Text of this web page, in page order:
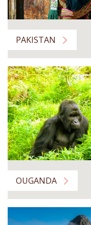
PAKISTAN
OUGANDA